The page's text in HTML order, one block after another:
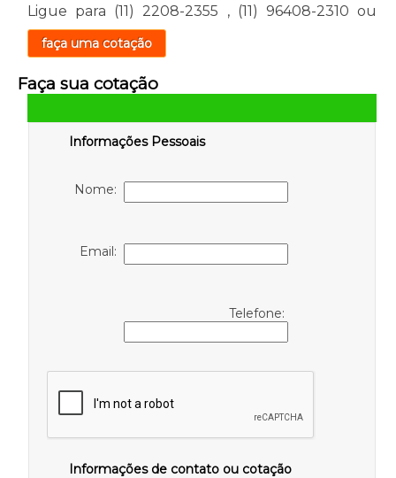
Ligue para (11) 2208-2355 , (11) 96408-2310 ou
faça uma cotação
Faça sua cotação
Informações Pessoais
Nome:
Email:
Telefone:
Informações de contato ou cotação